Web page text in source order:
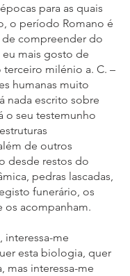
para as quais
o período Romano é
compreender do
mais gosto de
terceiro milénio a. C. –
humanas muito
nada escrito sobre
o seu testemunho
de outros
desde restos do
pedras lascadas,
funerário, os
os acompanham.
interessa-me
esta biologia, quer
mas interessa-me